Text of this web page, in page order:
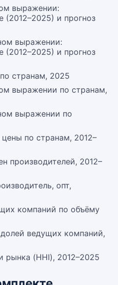
выражении:
(2012–2025) и прогноз
выражении:
(2012–2025) и прогноз
странам, 2025
выражении по странам,
выражении по
по странам, 2012–
производителей, 2012–
опт,
компаний по объёму
ведущих компаний,
рынка (HHI), 2012–2025